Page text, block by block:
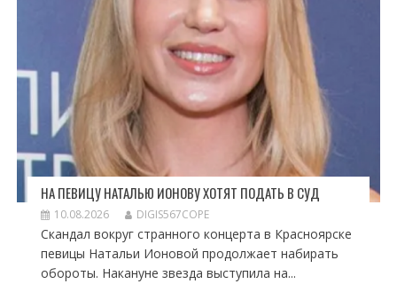
НА ПЕВИЦУ НАТАЛЬЮ ИОНОВУ ХОТЯТ ПОДАТЬ В СУД
10.08.2026 DIGIS567COPE
Скандал вокруг странного концерта в Красноярске
певицы Натальи Ионовой продолжает набирать
обороты. Накануне звезда выступила на...